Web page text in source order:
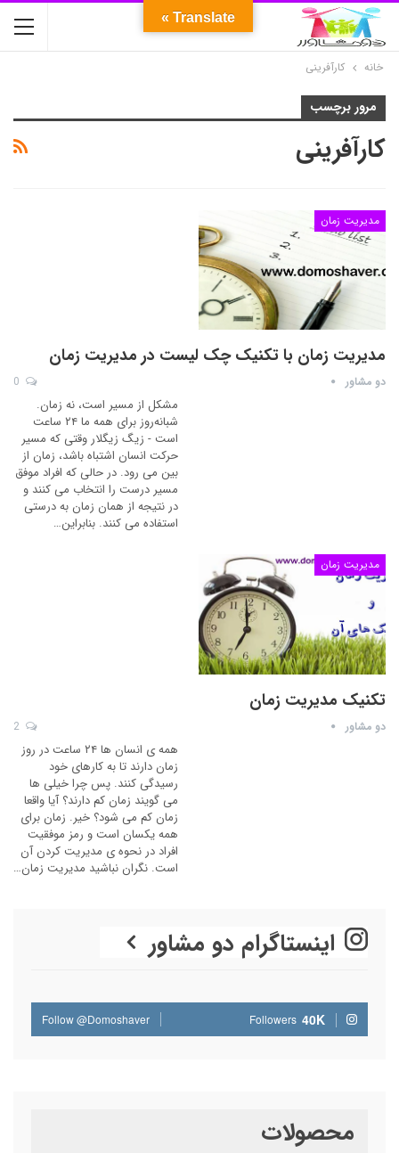
خانه کارآفرینی
مرور برچسب
کارآفرینی
مدیریت زمان
مدیریت زمان با تکنیک چک لیست در مدیریت زمان
دو مشاور
مشکل از مسیر است، نه زمان.
شبانه‌روز برای همه ما ۲۴ ساعت
است - زیگ زیگلار وقتی که مسیر
حرکت انسان اشتباه باشد، زمان از
بین می رود. در حالی که افراد موفق
مسیر درست را انتخاب می کنند و
در نتیجه از همان زمان به درستی
استفاده می کنند. بنابراین…
مدیریت زمان
تکنیک مدیریت زمان
دو مشاور
همه ی انسان ها ۲۴ ساعت در روز
زمان دارند تا به کارهای خود
رسیدگی کنند. پس چرا خیلی ها
می گویند زمان کم دارند؟ آیا واقعا
زمان کم می شود؟ خیر. زمان برای
همه یکسان است و رمز موفقیت
افراد در نحوه ی مدیریت کردن آن
است. نگران نباشید مدیریت زمان…
اینستاگرام دو مشاور
40K
Followers
Follow @Domoshaver
محصولات
Translate »